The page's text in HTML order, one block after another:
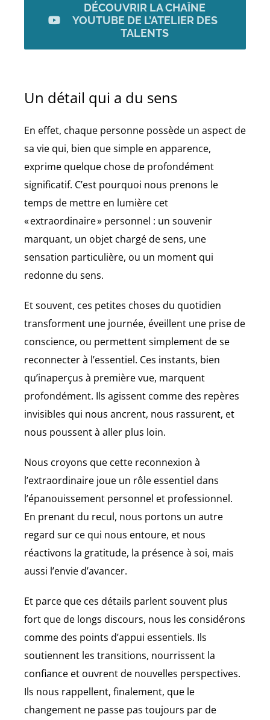
DÉCOUVRIR LA CHAÎNE
YOUTUBE DE L’ATELIER DES
TALENTS
Un détail qui a du sens
En effet, chaque personne possède un aspect de
sa vie qui, bien que simple en apparence,
exprime quelque chose de profondément
significatif. C’est pourquoi nous prenons le
temps de mettre en lumière cet
« extraordinaire » personnel : un souvenir
marquant, un objet chargé de sens, une
sensation particulière, ou un moment qui
redonne du sens.
Et souvent, ces petites choses du quotidien
transforment une journée, éveillent une prise de
conscience, ou permettent simplement de se
reconnecter à l’essentiel. Ces instants, bien
qu’inaperçus à première vue, marquent
profondément. Ils agissent comme des repères
invisibles qui nous ancrent, nous rassurent, et
nous poussent à aller plus loin.
Nous croyons que cette reconnexion à
l’extraordinaire joue un rôle essentiel dans
l’épanouissement personnel et professionnel.
En prenant du recul, nous portons un autre
regard sur ce qui nous entoure, et nous
réactivons la gratitude, la présence à soi, mais
aussi l’envie d’avancer.
Et parce que ces détails parlent souvent plus
fort que de longs discours, nous les considérons
comme des points d’appui essentiels. Ils
soutiennent les transitions, nourrissent la
confiance et ouvrent de nouvelles perspectives.
Ils nous rappellent, finalement, que le
changement ne passe pas toujours par de